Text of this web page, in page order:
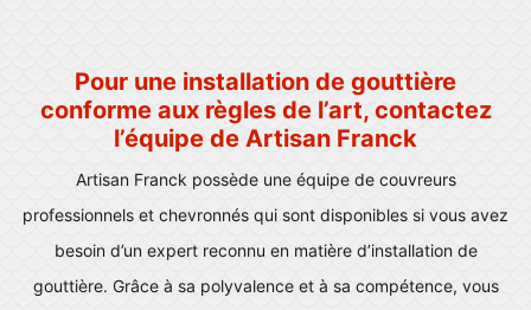
Pour une installation de gouttière
conforme aux règles de l’art, contactez
l’équipe de Artisan Franck
Artisan Franck possède une équipe de couvreurs
professionnels et chevronnés qui sont disponibles si vous avez
besoin d’un expert reconnu en matière d’installation de
gouttière. Grâce à sa polyvalence et à sa compétence, vous